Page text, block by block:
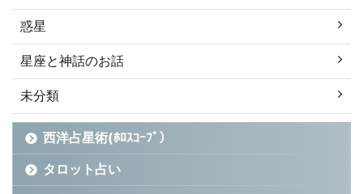
惑星
星座と神話のお話
未分類
西洋占星術(ﾎﾛｽｺｰﾌﾟ）
タロット占い